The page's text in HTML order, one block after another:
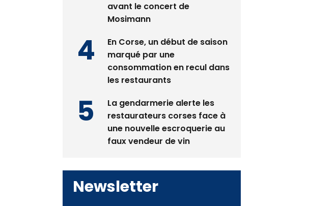
En Corse, un début de saison
consommation en recul dans
les restaurants
La gendarmerie alerte les
une nouvelle escroquerie au
faux vendeur de vin